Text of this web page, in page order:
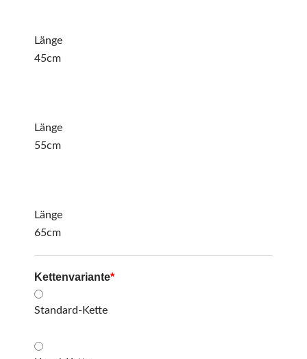
Länge
45cm
Länge
55cm
Länge
65cm
*
Kettenvariante
Standard-Kette